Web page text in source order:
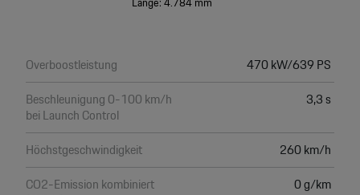
Overboostleistung
470 kW/639 PS
Beschleunigung 0-100 km/h
bei Launch Control
3,3 s
Höchstgeschwindigkeit
260 km/h
CO2-Emission kombiniert
0 g/km